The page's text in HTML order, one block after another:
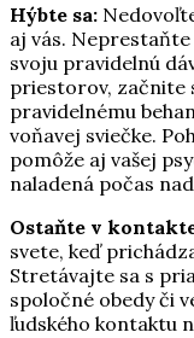
Hýbte sa:
aj vás. Neprestaňte
svoju pravidelnú
priestorov, začnite
pravidelnému
voňavej sviečke.
pomôže aj vašej
naladená počas
Ostaňte v
svete, keď
Stretávajte sa s
spoločné obedy či
ľudského kontaktu